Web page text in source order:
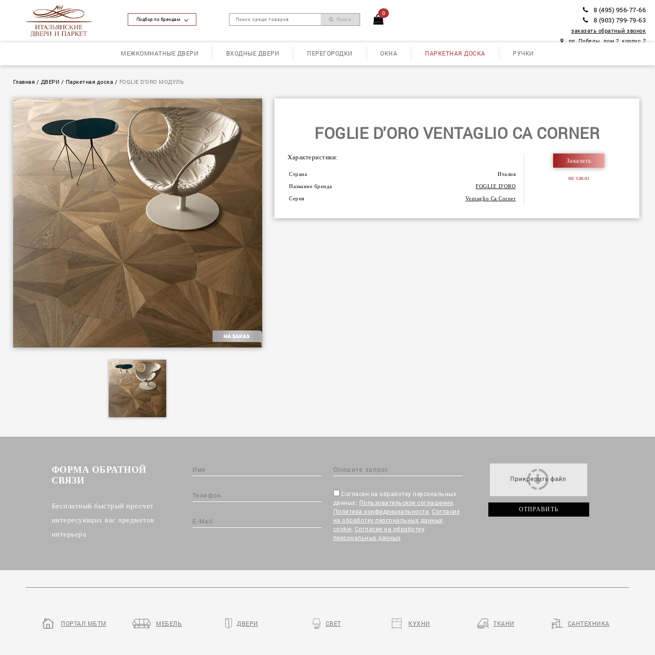
Подбор по брендам Поиск
0
8 (495) 956-77-66
8 (903) 799-79-63
заказать обратный звонок
пл. Победы, дом 2, корпус 2
МЕЖКОМНАТНЫЕ ДВЕРИ ВХОДНЫЕ ДВЕРИ ПЕРЕГОРОДКИ ОКНА ПАРКЕТНАЯ ДОСКА РУЧКИ
Главная / ДВЕРИ / Паркетная доска / FOGLIE D'ORO МОДУЛЬ
FOGLIE D'ORO VENTAGLIO CA CORNER
Характеристики:
Страна Италия
Название бренда FOGLIE D'ORO
Серия Ventaglio Ca Corner
Заказать
на заказ
ФОРМА ОБРАТНОЙ
СВЯЗИ
Бесплатный быстрый просчет
интересующих вас предметов
интерьера
Согласен на обработку персональных
данных: Пользовательское соглашение
Политика конфиденциальности Согласие
на обработку персональных данных
cookie Согласие на обработку
персональных данных
ПОРТАЛ МБТМ МЕБЕЛЬ ДВЕРИ СВЕТ КУХНИ ТКАНИ САНТЕХНИКА